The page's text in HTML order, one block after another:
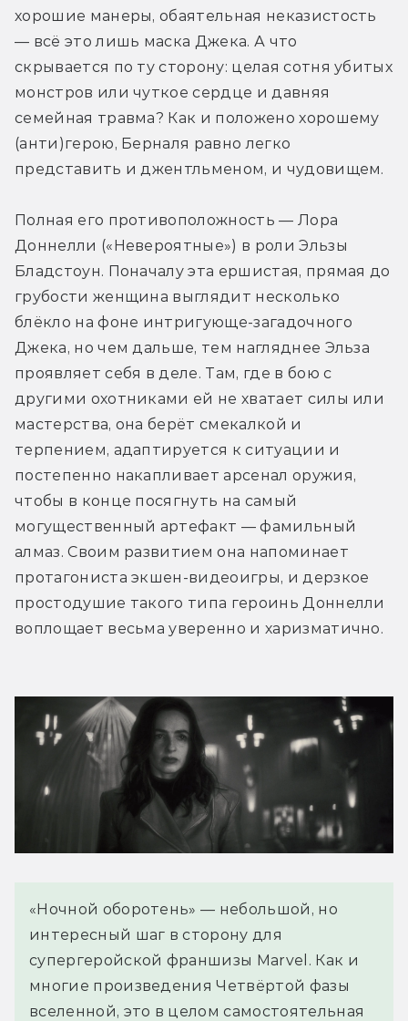
интригующая его суперсила — умение
открывать портал между
реальностями, что наверняка ещё
будет использовано в стартовавшей
Саге Мультивселенных.
хорошие манеры, обаятельная неказистость
— всё это лишь маска Джека. А что
скрывается по ту сторону: целая сотня убитых
монстров или чуткое сердце и давняя
семейная травма? Как и положено хорошему
(анти)герою, Берналя равно легко
представить и джентльменом, и чудовищем.
Полная его противоположность — Лора
Доннелли («Невероятные») в роли Эльзы
Бладстоун. Поначалу эта ершистая, прямая до
грубости женщина выглядит несколько
блёкло на фоне интригующе-загадочного
Джека, но чем дальше, тем нагляднее Эльза
проявляет себя в деле. Там, где в бою с
другими охотниками ей не хватает силы или
мастерства, она берёт смекалкой и
терпением, адаптируется к ситуации и
постепенно накапливает арсенал оружия,
чтобы в конце посягнуть на самый
могущественный артефакт — фамильный
алмаз. Своим развитием она напоминает
протагониста экшен-видеоигры, и дерзкое
простодушие такого типа героинь Доннелли
воплощает весьма уверенно и харизматично.
«Ночной оборотень» — небольшой, но
интересный шаг в сторону для
супергеройской франшизы Marvel. Как и
многие произведения Четвёртой фазы
вселенной, это в целом самостоятельная